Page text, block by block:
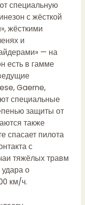
специальную
с жёсткой
жёсткими
и
— на
есть в гамме
Gaerne,
специальные
защиты от
также
спасает пилота
с
тяжёлых травм
удара о
км/ч.